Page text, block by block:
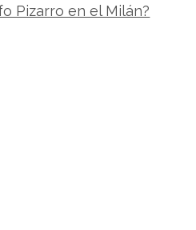
Pizarro en el Milán?